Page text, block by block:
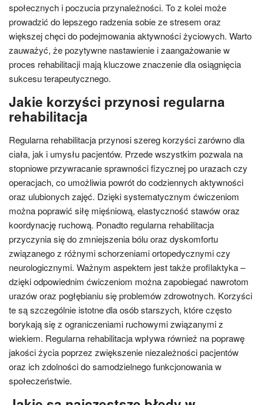
społecznych i poczucia przynależności. To z kolei może
prowadzić do lepszego radzenia sobie ze stresem oraz
większej chęci do podejmowania aktywności życiowych. Warto
zauważyć, że pozytywne nastawienie i zaangażowanie w
proces rehabilitacji mają kluczowe znaczenie dla osiągnięcia
sukcesu terapeutycznego.
Jakie korzyści przynosi regularna
rehabilitacja
Regularna rehabilitacja przynosi szereg korzyści zarówno dla
ciała, jak i umysłu pacjentów. Przede wszystkim pozwala na
stopniowe przywracanie sprawności fizycznej po urazach czy
operacjach, co umożliwia powrót do codziennych aktywności
oraz ulubionych zajęć. Dzięki systematycznym ćwiczeniom
można poprawić siłę mięśniową, elastyczność stawów oraz
koordynację ruchową. Ponadto regularna rehabilitacja
przyczynia się do zmniejszenia bólu oraz dyskomfortu
związanego z różnymi schorzeniami ortopedycznymi czy
neurologicznymi. Ważnym aspektem jest także profilaktyka –
dzięki odpowiednim ćwiczeniom można zapobiegać nawrotom
urazów oraz pogłębianiu się problemów zdrowotnych. Korzyści
te są szczególnie istotne dla osób starszych, które często
borykają się z ograniczeniami ruchowymi związanymi z
wiekiem. Regularna rehabilitacja wpływa również na poprawę
jakości życia poprzez zwiększenie niezależności pacjentów
oraz ich zdolności do samodzielnego funkcjonowania w
społeczeństwie.